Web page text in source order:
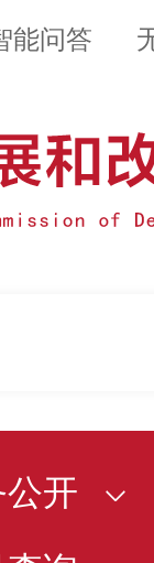
能问答
开